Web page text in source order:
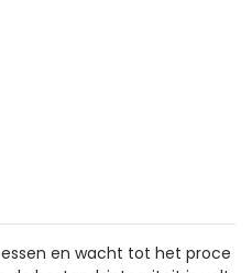
en wacht tot het proce